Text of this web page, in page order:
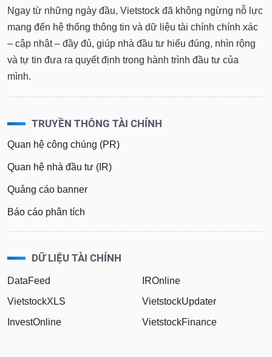
Ngay từ những ngày đầu, Vietstock đã không ngừng nỗ lực
mang đến hệ thống thông tin và dữ liệu tài chính chính xác
– cập nhật – đầy đủ, giúp nhà đầu tư hiểu đúng, nhìn rộng
và tự tin đưa ra quyết định trong hành trình đầu tư của
mình.
TRUYỀN THÔNG TÀI CHÍNH
Quan hệ công chúng (PR)
Quan hệ nhà đầu tư (IR)
Quảng cáo banner
Báo cáo phân tích
DỮ LIỆU TÀI CHÍNH
DataFeed
VietstockXLS
InvestOnline
IROnline
VietstockUpdater
VietstockFinance